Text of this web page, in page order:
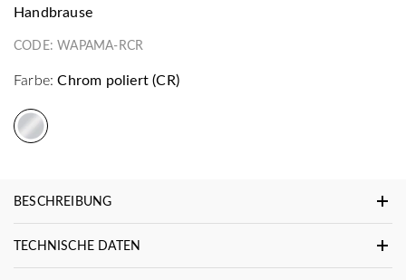
Handbrause
CODE:WAPAMA-RCR
Farbe: Chrom poliert (CR)
BESCHREIBUNG
TECHNISCHE DATEN